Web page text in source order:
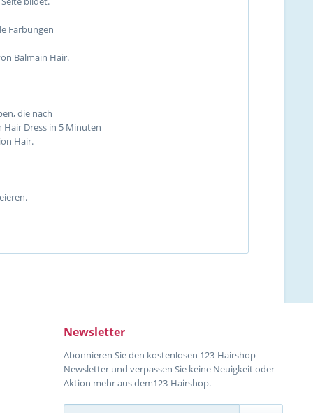
Färbungen
Balmain Hair.
die nach
Dress in 5 Minuten
Hair.
Newsletter
Abonnieren Sie den kostenlosen 123-Hairshop
Newsletter und verpassen Sie keine Neuigkeit oder
Aktion mehr aus dem123-Hairshop.